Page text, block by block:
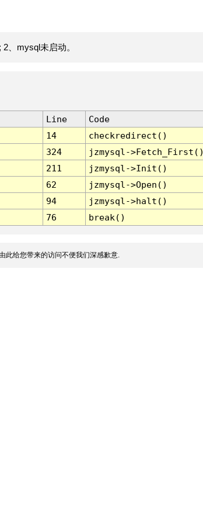
、mysql未启动。
Line
Code
14
checkredirect()
324
jzmysql-
211
jzmysql->Init()
62
jzmysql->Open()
94
jzmysql->halt()
76 break()
此给您带来的访问不便我们深感歉意.